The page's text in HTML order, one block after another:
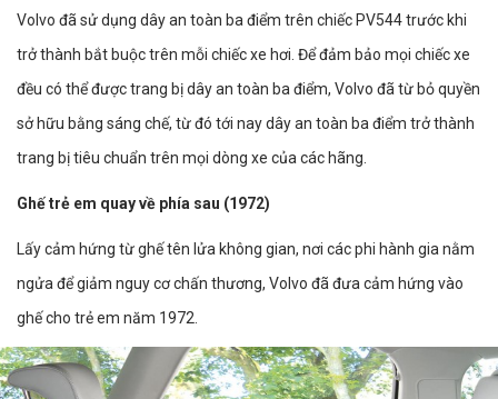
Volvo đã sử dụng dây an toàn ba điểm trên chiếc PV544 trước khi
trở thành bắt buộc trên mỗi chiếc xe hơi. Để đảm bảo mọi chiếc xe
đều có thể được trang bị dây an toàn ba điểm, Volvo đã từ bỏ quyền
sở hữu bằng sáng chế, từ đó tới nay dây an toàn ba điểm trở thành
trang bị tiêu chuẩn trên mọi dòng xe của các hãng.
Ghế trẻ em quay về phía sau (1972)
Lấy cảm hứng từ ghế tên lửa không gian, nơi các phi hành gia nằm
ngửa để giảm nguy cơ chấn thương, Volvo đã đưa cảm hứng vào
ghế cho trẻ em năm 1972.